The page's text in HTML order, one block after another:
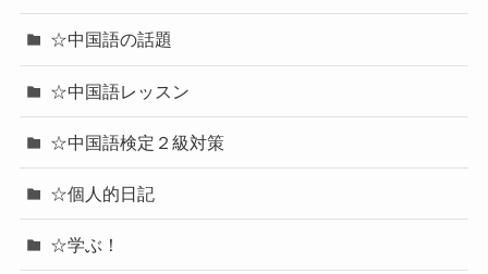
☆中国語の話題
☆中国語レッスン
☆中国語検定２級対策
☆個人的日記
☆学ぶ！